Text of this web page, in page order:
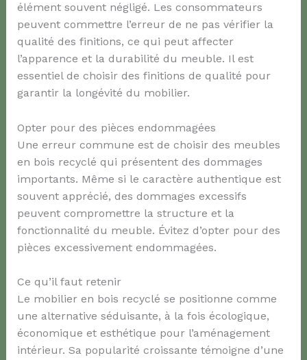
élément souvent négligé. Les consommateurs
peuvent commettre l’erreur de ne pas vérifier la
qualité des finitions, ce qui peut affecter
l’apparence et la durabilité du meuble. Il est
essentiel de choisir des finitions de qualité pour
garantir la longévité du mobilier.
Opter pour des pièces endommagées
Une erreur commune est de choisir des meubles
en bois recyclé qui présentent des dommages
importants. Même si le caractère authentique est
souvent apprécié, des dommages excessifs
peuvent compromettre la structure et la
fonctionnalité du meuble. Évitez d’opter pour des
pièces excessivement endommagées.
Ce qu’il faut retenir
Le mobilier en bois recyclé se positionne comme
une alternative séduisante, à la fois écologique,
économique et esthétique pour l’aménagement
intérieur. Sa popularité croissante témoigne d’une